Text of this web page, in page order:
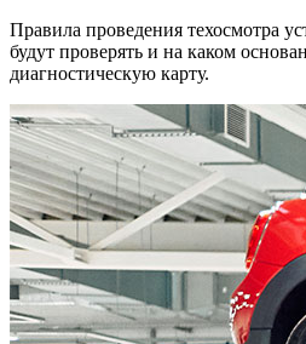
Правила проведения техосмотра
будут проверять и на каком
диагностическую карту.